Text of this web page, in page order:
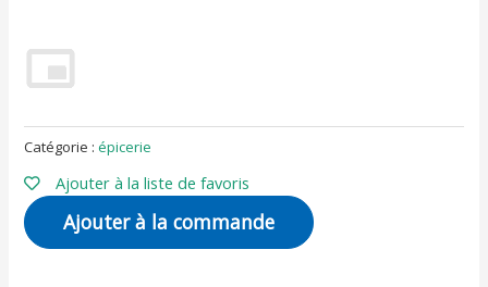
Catégorie :épicerie
Ajouter à la liste de favoris
Ajouter à la commande